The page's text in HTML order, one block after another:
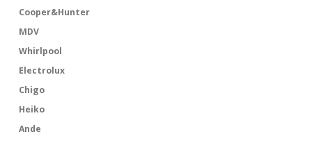
Cooper&Hunter
MDV
Whirlpool
Electrolux
Chigo
Heiko
Ande